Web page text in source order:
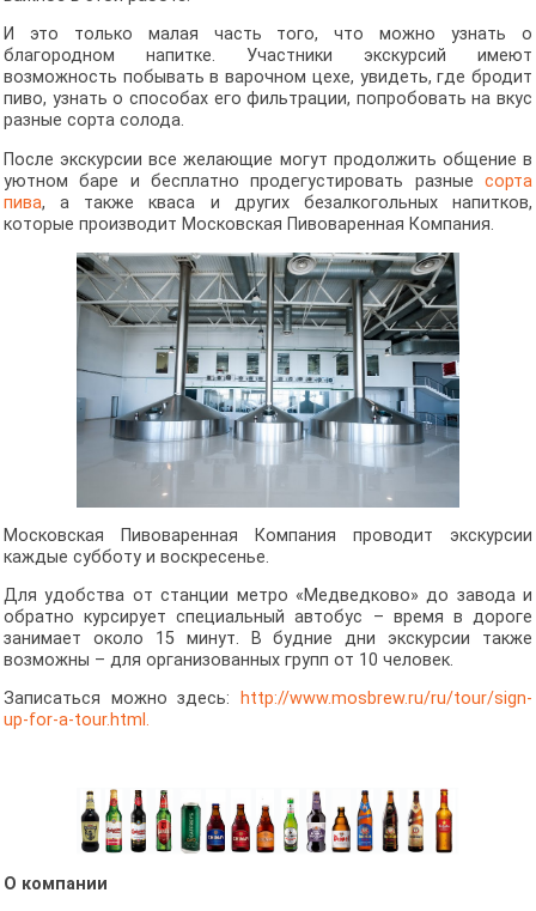
И это только малая часть того, что можно узнать о
благородном напитке. Участники экскурсий имеют
возможность побывать в варочном цехе, увидеть, где бродит
пиво, узнать о способах его фильтрации, попробовать на вкус
разные сорта солода.
После экскурсии все желающие могут продолжить общение в
уютном баре и бесплатно продегустировать разныесорта
пива, а также кваса и других безалкогольных напитков,
которые производит Московская Пивоваренная Компания.
Московская Пивоваренная Компания проводит экскурсии
каждые субботу и воскресенье.
Для удобства от станции метро «Медведково» до завода и
обратно курсирует специальный автобус – время в дороге
занимает около 15 минут. В будние дни экскурсии также
возможны – для организованных групп от 10 человек.
Записаться можно здесь:
http://www.mosbrew.ru/ru/tour/sign-
up-for-a-tour.html .
О компании